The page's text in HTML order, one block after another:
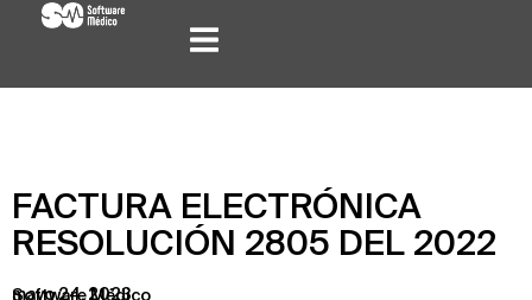
FACTURA ELECTRÓNICA
RESOLUCIÓN 2805 DEL 2022
mayo 24, 2023
Software Médico